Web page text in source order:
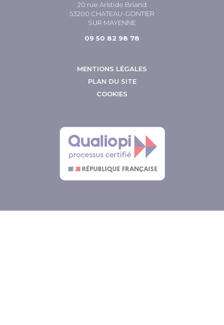
20 rue Aristide Briand
53200 CHATEAU-GONTIER
SUR MAYENNE
09 50 82 98 78
MENTIONS LÉGALES
PLAN DU SITE
COOKIES